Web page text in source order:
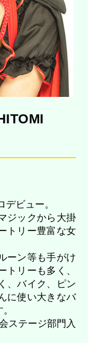
ビュー。
ジックから大掛
トリー豊富な女
ーン等も手がけ
トリーも多く、
、バイク、ピン
に使い大きなバ
ステージ部門入